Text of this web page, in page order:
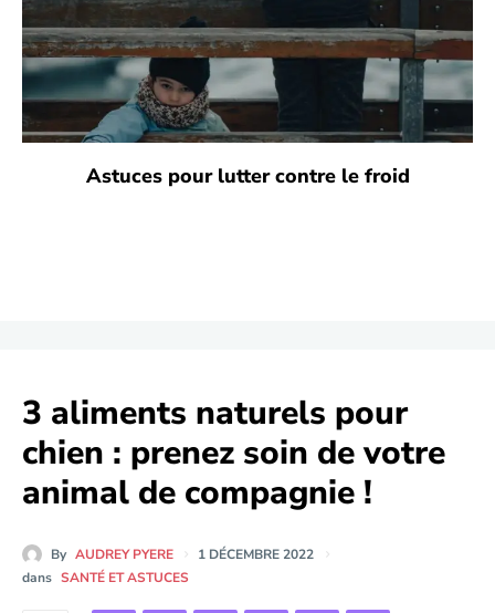
Astuces pour lutter contre le froid